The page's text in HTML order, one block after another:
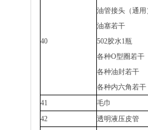
40
油管接头（通
油塞若干
502胶水1瓶
各种O型圈若干
各种油封若干
各种内六角若干
41
毛巾
42
透明液压皮管